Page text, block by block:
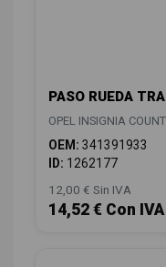
PASO RUEDA
OPEL INSIGNIA
OEM: 341391933
ID: 1262177
12,00 € Sin IVA
14,52 € Con IVA